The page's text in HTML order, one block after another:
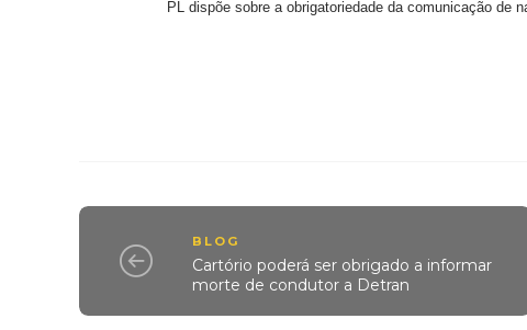
PL dispõe sobre a obrigatoriedade da comunicação de
BLOG
Cartório poderá ser obrigado a informar
morte de condutor a Detran